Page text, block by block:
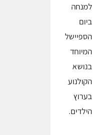
למנחה
ביום
הספיישל
המיוחד
בנושא
הקולנוע
בערוץ
הילדים.